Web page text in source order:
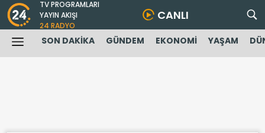
TV PROGRAMLARI
YAYIN AKIŞI
24 RADYO
CANLI
SON DAKİKA GÜNDEM EKONOMİ YAŞAM